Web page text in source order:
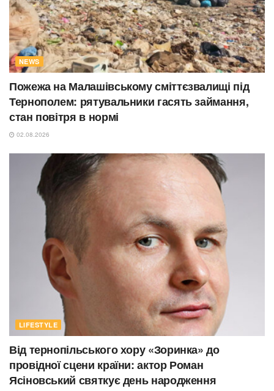
NEWS
Пожежа на Малашівському сміттєзвалищі під
Тернополем: рятувальники гасять займання,
стан повітря в нормі
02.08.2026
LIFESTYLE
Від тернопільського хору «Зоринка» до
провідної сцени країни: актор Роман
Ясіновський святкує день народження